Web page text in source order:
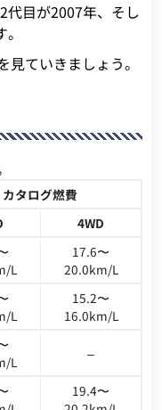
代目が2007年、そし
ていきましょう。
カタログ燃費
4WD
L
17.6〜
20.0km/L
L
15.2〜
16.0km/L
L
–
19.4〜